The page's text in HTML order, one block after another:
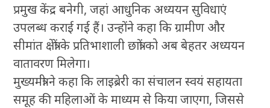
प्रमुख केंद्र बनेगी, जहां आधुनिक अध्ययन सुविधाएं
उपलब्ध कराई गई हैं। उन्होंने कहा कि ग्रामीण और
सीमांत क्षेत्रों के प्रतिभाशाली छात्रों को अब बेहतर अध्ययन
वातावरण मिलेगा।
मुख्यमंत्री ने कहा कि लाइब्रेरी का संचालन स्वयं सहायता
समूह की महिलाओं के माध्यम से किया जाएगा, जिससे